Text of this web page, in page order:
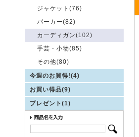
ジャケット(76)
パーカー(82)
カーディガン(102)
手芸・小物(85)
その他(80)
今週のお買得!(4)
お買い得品(9)
プレゼント(1)